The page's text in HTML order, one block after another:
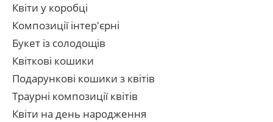
Квіти у коробці
Композиції інтер'єрні
Букет із солодощів
Квіткові кошики
Подарункові кошики з квітів
Траурні композиції квітів
Квіти на день народження